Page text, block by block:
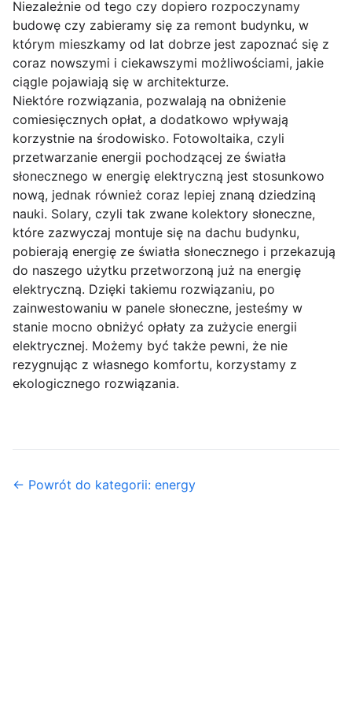
Niezależnie od tego czy dopiero rozpoczynamy
budowę czy zabieramy się za remont budynku, w
którym mieszkamy od lat dobrze jest zapoznać się z
coraz nowszymi i ciekawszymi możliwościami, jakie
ciągle pojawiają się w architekturze.
Niektóre rozwiązania, pozwalają na obniżenie
comiesięcznych opłat, a dodatkowo wpływają
korzystnie na środowisko. Fotowoltaika, czyli
przetwarzanie energii pochodzącej ze światła
słonecznego w energię elektryczną jest stosunkowo
nową, jednak również coraz lepiej znaną dziedziną
nauki. Solary, czyli tak zwane kolektory słoneczne,
które zazwyczaj montuje się na dachu budynku,
pobierają energię ze światła słonecznego i przekazują
do naszego użytku przetworzoną już na energię
elektryczną. Dzięki takiemu rozwiązaniu, po
zainwestowaniu w panele słoneczne, jesteśmy w
stanie mocno obniżyć opłaty za zużycie energii
elektrycznej. Możemy być także pewni, że nie
rezygnując z własnego komfortu, korzystamy z
ekologicznego rozwiązania.
← Powrót do kategorii: energy